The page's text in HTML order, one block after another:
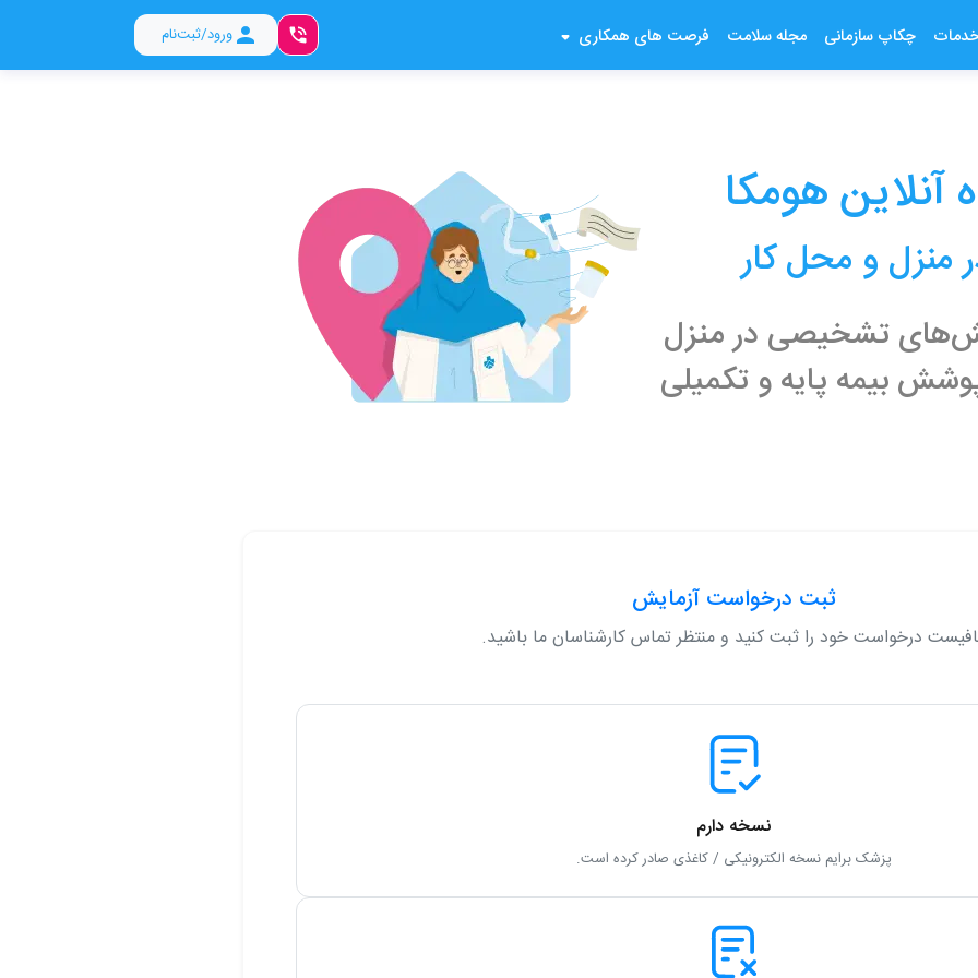
چکاپ سازمانی مجله سلامت فرصت های همکاری ورود/ثبت‌نام
آنلاین هومکا
منزل و محل کار
تشخیصی در منزل
بیمه پایه و تکمیلی
ثبت درخواست آزمایش
درخواست خود را ثبت کنید و منتظر تماس کارشناسان ما باشید.
نسخه دارم
پزشک برایم نسخه الکترونیکی / کاغذی صادر کرده است.